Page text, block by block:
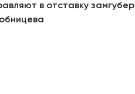
в отставку